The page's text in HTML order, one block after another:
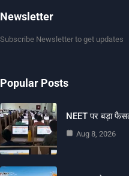
Newsletter
Subscribe Newsletter to get updates
Popular Posts
NEET पर बड़ा
Aug 8, 2026